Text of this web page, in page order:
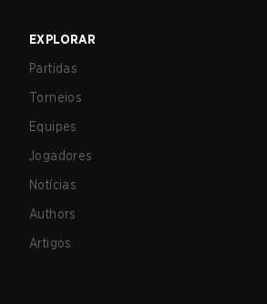
EXPLORAR
Partidas
Torneios
Equipes
Jogadores
Notícias
Authors
Artigos